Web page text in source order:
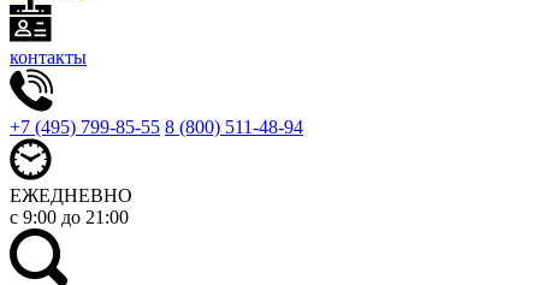
контакты
+7 (495) 799-85-55 8 (800) 511-48-94
ЕЖЕДНЕВНО
с 9:00 до 21:00